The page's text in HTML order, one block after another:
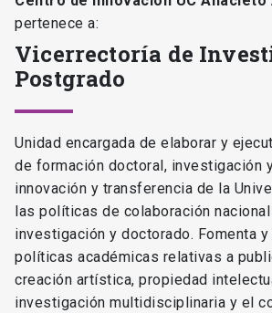
pertenece a:
Vicerrectoría de
Postgrado
Unidad encargada de elaborar y
de formación doctoral, investigación
innovación y transferencia de la
las políticas de colaboración
investigación y doctorado. Fomenta
políticas académicas relativas a
creación artística, propiedad
investigación multidisciplinaria y el